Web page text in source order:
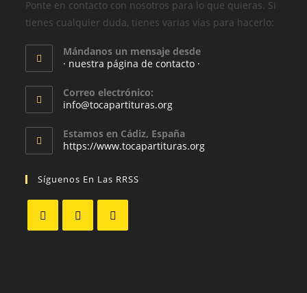
Ponte en contacto con nosotros para lo que quieras. Si
tienes cualquier duda, tienes varias vías para hacerlo:
Mándanos un mensaje desde
· nuestra página de contacto ·
Correo electrónico:
info@tocapartituras.org
Estamos en Cádiz, España
https://www.tocapartituras.org
Síguenos En Las RRSS